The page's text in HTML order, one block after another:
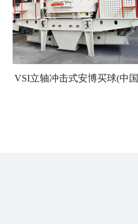
VSI立轴冲击式安博买球(中